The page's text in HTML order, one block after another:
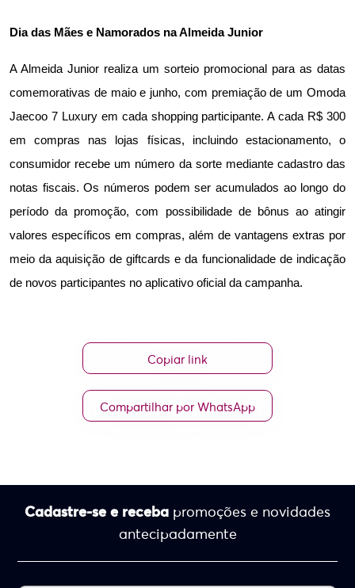
Dia das Mães e Namorados na Almeida Junior
A Almeida Junior realiza um sorteio promocional para as datas
comemorativas de maio e junho, com premiação de um Omoda
Jaecoo 7 Luxury em cada shopping participante. A cada R$ 300
em compras nas lojas físicas, incluindo estacionamento, o
consumidor recebe um número da sorte mediante cadastro das
notas fiscais. Os números podem ser acumulados ao longo do
período da promoção, com possibilidade de bônus ao atingir
valores específicos em compras, além de vantagens extras por
meio da aquisição de giftcards e da funcionalidade de indicação
de novos participantes no aplicativo oficial da campanha.
Copiar link
Compartilhar por WhatsApp
Cadastre-se e receba promoções e novidades
antecipadamente